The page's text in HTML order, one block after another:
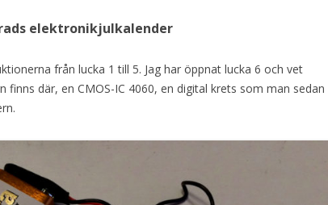
elektronikjulkalender
från lucka 1 till 5. Jag har öppnat lucka 6 och vet
finns där, en CMOS-IC 4060, en digital krets som man sedan